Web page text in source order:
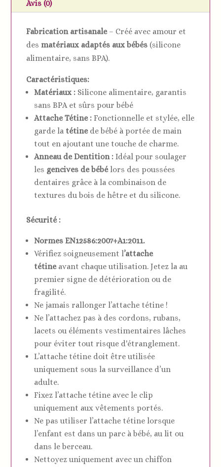
tout
silicone
Avis (0)
Fabrication artisanale– Créé avec amour et
des matériaux adaptés aux bébés (silicone
alimentaire, sans BPA).
Caractéristiques:
Matériaux : Silicone alimentaire, garantis
sans BPA et sûrs pour bébé
Attache Tétine : Fonctionnelle et stylée, elle
garde la tétinede bébé à portée de main
tout en ajoutant une touche de charme.
Anneau de Dentition : Idéal pour soulager
les gencives de bébélors des poussées
dentaires grâce à la combinaison de
textures du bois de hêtre et du silicone.
Sécurité :
Normes EN12586:2007+A1:2011.
Vérifiez soigneusement l’attache
tétineavant chaque utilisation. Jetez la au
premier signe de détérioration ou de
fragilité.
Ne jamais rallonger l’attache tétine !
Ne l’attachez pas à des cordons, rubans,
lacets ou éléments vestimentaires lâches
pour éviter tout risque d'étranglement.
L’attache tétine doit être utilisée
uniquement sous la surveillance d’un
adulte.
Fixez l’attache tétine avec le clip
uniquement aux vêtements portés.
Ne pas utiliser l’attache tétine lorsque
l’enfant est dans un parc à bébé, au lit ou
dans le berceau.
Nettoyez uniquement avec un chiffon